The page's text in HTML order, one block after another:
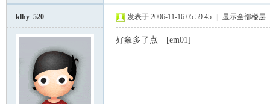
klhy_520 发表于 2006-11-16 05:59:45 显示全部楼层
好象多了点 [em01]